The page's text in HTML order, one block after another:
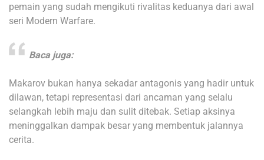
pemain yang sudah mengikuti rivalitas keduanya dari awal
seri Modern Warfare.
Baca juga:
Makarov bukan hanya sekadar antagonis yang hadir untuk
dilawan, tetapi representasi dari ancaman yang selalu
selangkah lebih maju dan sulit ditebak. Setiap aksinya
meninggalkan dampak besar yang membentuk jalannya
cerita.